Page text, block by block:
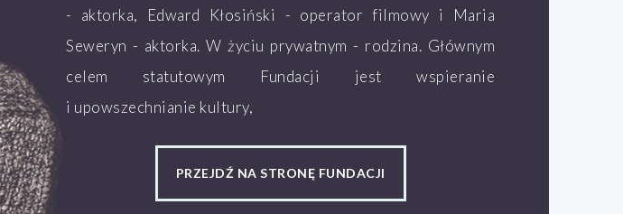
- aktorka, Edward Kłosiński - operator filmowy i Maria
Seweryn - aktorka. W życiu prywatnym - rodzina. Głównym
celem statutowym Fundacji jest wspieranie
i upowszechnianie kultury,
PRZEJDŹ NA STRONĘ FUNDACJI